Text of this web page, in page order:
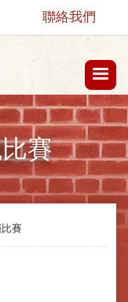
聯絡我們
賽
賽